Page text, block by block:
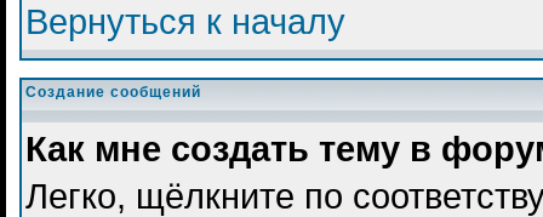
Вернуться к началу
Создание сообщений
Как мне создать тему в
Легко, щёлкните по